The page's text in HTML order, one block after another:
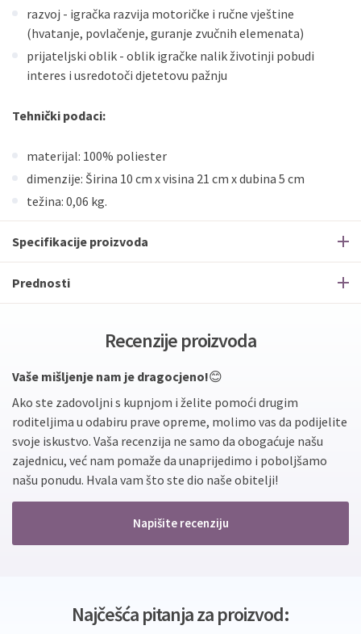
razvoj - igračka razvija motoričke i ručne vještine
(hvatanje, povlačenje, guranje zvučnih elemenata)
prijateljski oblik - oblik igračke nalik životinji pobudi
interes i usredotoči djetetovu pažnju
Tehnički podaci:
materijal: 100% poliester
dimenzije: Širina 10 cm x visina 21 cm x dubina 5 cm
težina: 0,06 kg.
Specifikacije proizvoda
Prednosti
Recenzije proizvoda
Vaše mišljenje nam je dragocjeno!😊
Ako ste zadovoljni s kupnjom i želite pomoći drugim
roditeljima u odabiru prave opreme, molimo vas da podijelite
svoje iskustvo. Vaša recenzija ne samo da obogaćuje našu
zajednicu, već nam pomaže da unaprijedimo i poboljšamo
našu ponudu. Hvala vam što ste dio naše obitelji!
Napišite recenziju
Najčešća pitanja za proizvod: